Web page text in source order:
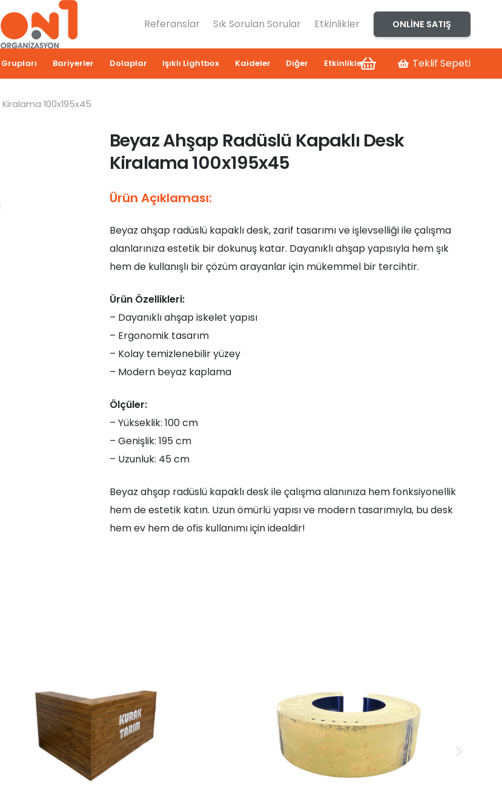
Referanslar Sık Sorulan Sorular Etkinlikler ONLINE SATIŞ
Bariyerler Dolaplar Işıklı Lightbox Kaideler Diğer Etkinlikler Teklif Sepeti
100x195x45
Beyaz Ahşap Radüslü Kapaklı Desk
Kiralama 100x195x45
Ürün Açıklaması:
Beyaz ahşap radüslü kapaklı desk, zarif tasarımı ve işlevselliği ile çalışma
alanlarınıza estetik bir dokunuş katar. Dayanıklı ahşap yapısıyla hem şık
hem de kullanışlı bir çözüm arayanlar için mükemmel bir tercihtir.
Ürün Özellikleri:
– Dayanıklı ahşap iskelet yapısı
– Ergonomik tasarım
– Kolay temizlenebilir yüzey
– Modern beyaz kaplama
Ölçüler:
– Yükseklik: 100 cm
– Genişlik: 195 cm
– Uzunluk: 45 cm
Beyaz ahşap radüslü kapaklı desk ile çalışma alanınıza hem fonksiyonellik
hem de estetik katın. Uzun ömürlü yapısı ve modern tasarımıyla, bu desk
hem ev hem de ofis kullanımı için idealdir!